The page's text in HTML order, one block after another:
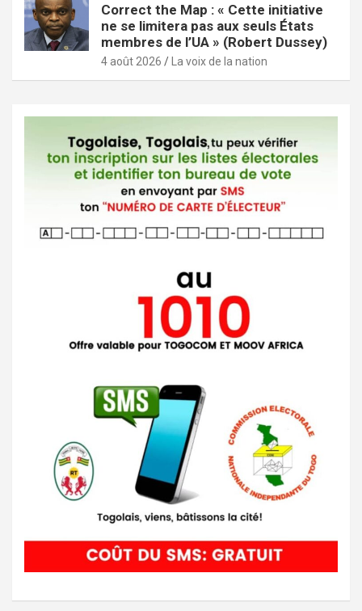
Correct the Map : « Cette initiative
ne se limitera pas aux seuls États
membres de l’UA » (Robert Dussey)
4 août 2026 La voix de la nation